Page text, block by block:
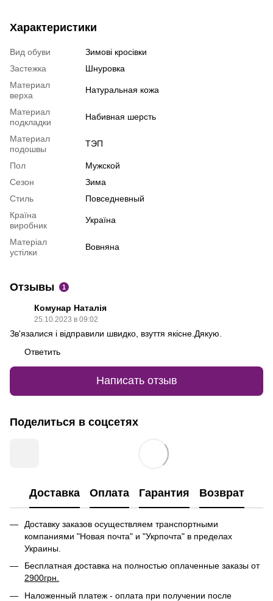
Характеристики
Вид обуви
Зимові кросівки
Застежка
Шнуровка
Материал
верха
Натуральная кожа
Материал
подкладки
Набивная шерсть
Материал
подошвы
ТЭП
Пол
Мужской
Сезон
Зима
Стиль
Повседневный
Країна
виробник
Україна
Матеріал
устілки
Вовняна
Отзывы 1
Комунар Наталія
25.10.2023 в 09:02
Зв'язалися і відправили швидко, взуття якісне.Дякую.
Ответить
Написать отзыв
Поделиться в соцсетях
Доставка Оплата Гарантия Возврат
Доставку заказов осуществляем транспортными
компаниями "Новая почта" и "Укрпочта" в пределах
Украины.
Бесплатная доставка на полностью оплаченные заказы от
2900грн.
Наложенный платеж - оплата при получении после